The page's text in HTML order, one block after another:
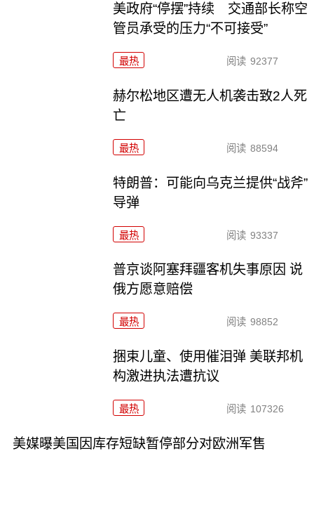
美政府“停摆”持续 交通部长称空
管员承受的压力“不可接受”
最热 阅读 92377
赫尔松地区遭无人机袭击致2人死
亡
最热 阅读 88594
特朗普：可能向乌克兰提供“战斧”
导弹
最热 阅读 93337
普京谈阿塞拜疆客机失事原因 说
俄方愿意赔偿
最热 阅读 98852
捆束儿童、使用催泪弹 美联邦机
构激进执法遭抗议
最热 阅读 107326
美媒曝美国因库存短缺暂停部分对欧洲军售